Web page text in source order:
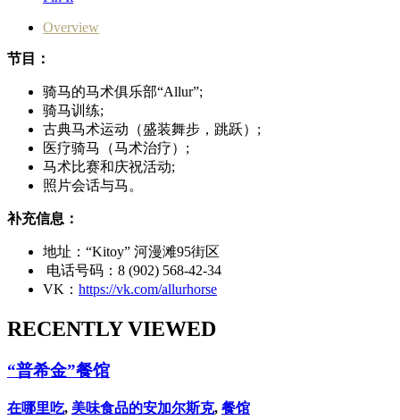
Overview
节目：
骑马的马术俱乐部“Allur”;
骑马训练;
古典马术运动（盛装舞步，跳跃）;
医疗骑马（马术治疗）;
马术比赛和庆祝活动;
照片会话与马。
补充信息：
地址：“Kitoy” 河漫滩95街区
电话号码：8 (902) 568-42-34
VK： https://vk.com/allurhorse
RECENTLY VIEWED
“普希金”餐馆
在哪里吃, 美味食品的安加尔斯克, 餐馆